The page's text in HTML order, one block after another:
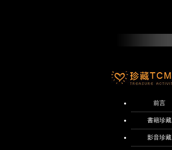
前言
書籍珍藏
影音珍藏